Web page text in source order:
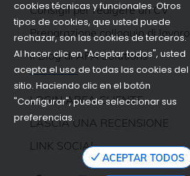
Consigli per redigere un CV
Preparazione colloquio di lavoro
Il Blog di APA Solutions
LOGIN AREA CLIENTE
LASCIA UNA RECENSIONE
LINK SOCIAL
cookies técnicas y funcionales. Otros
tipos de cookies, que usted puede
rechazar, son las cookies de terceros.
Al hacer clic en "Aceptar todos", usted
acepta el uso de todas las cookies del
sitio. Haciendo clic en el botón
"Configurar", puede seleccionar sus
preferencias.
ACEPTAR TODOS